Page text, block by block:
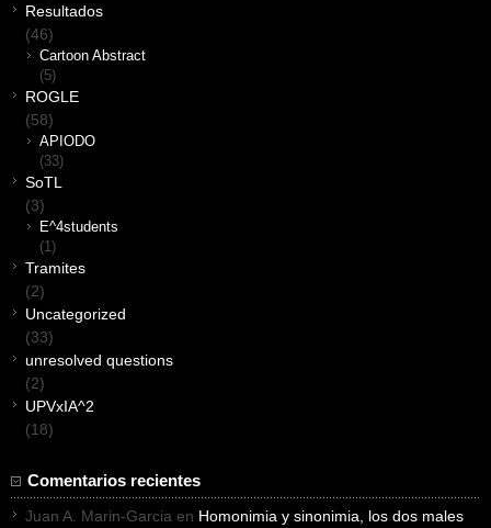
Resultados
(46)
Cartoon Abstract
(5)
ROGLE
(58)
APIODO
(33)
SoTL
(3)
E^4students
(1)
Tramites
(2)
Uncategorized
(33)
unresolved questions
(2)
UPVxIA^2
(18)
Comentarios recientes
Juan A. Marin-Garcia en Homonimia y sinonimia, los dos males